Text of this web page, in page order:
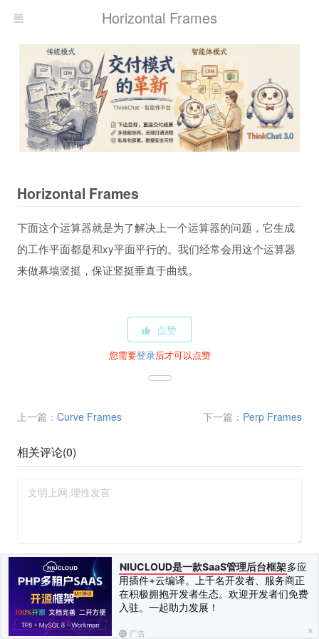
NIUCLOUD是一款SaaS管理后台框架多应
用插件+云编译。上千名开发者、服务商正
在积极拥抱开发者生态。欢迎开发者们免费
入驻。一起助力发展！
广告
Horizontal Frames
Horizontal Frames
下面这个运算器就是为了解决上一个运算器的问题，它生成
的工作平面都是和xy平面平行的。我们经常会用这个运算器
来做幕墙竖挺，保证竖挺垂直于曲线。
点赞
您需要登录后才可以点赞
上一篇： Curve Frames 下一篇： Perp Frames
相关评论(0)
您需要登录并绑定手机 后才可以发表评论 发布 (Ctrl+Enter)